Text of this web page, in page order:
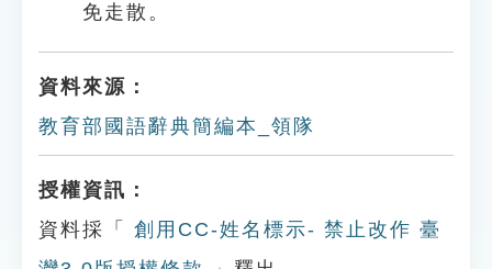
免走散。
資料來源：
教育部國語辭典簡編本_領隊
授權資訊：
資料採「
創用CC-姓名標示- 禁止改作 臺